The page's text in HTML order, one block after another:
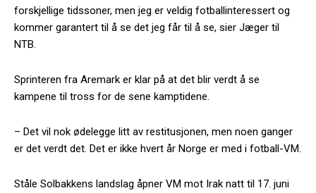
forskjellige tidssoner, men jeg er veldig fotballinteressert og
kommer garantert til å se det jeg får til å se, sier Jæger til
NTB.
Sprinteren fra Aremark er klar på at det blir verdt å se
kampene til tross for de sene kamptidene.
– Det vil nok ødelegge litt av restitusjonen, men noen ganger
er det verdt det. Det er ikke hvert år Norge er med i fotball-VM.
Ståle Solbakkens landslag åpner VM mot Irak natt til 17. juni